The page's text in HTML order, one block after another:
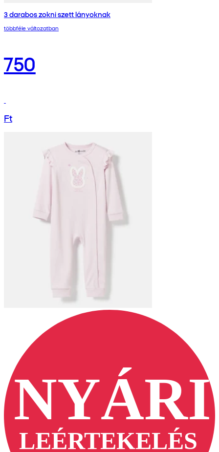
3 darabos zokni szett lányoknak
többféle változatban
750
Ft